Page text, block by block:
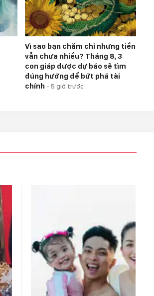
Vì sao bạn chăm chỉ nhưng tiền
vẫn chưa nhiều? Tháng 8, 3
con giáp được dự báo sẽ tìm
đúng hướng để bứt phá tài
chính - 5 giờ trước